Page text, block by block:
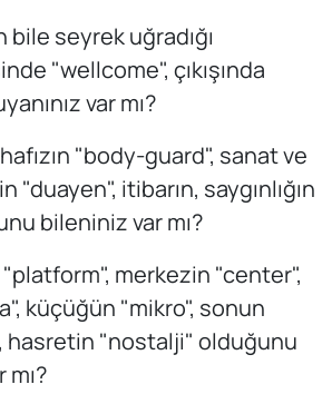
bile seyrek uğradığı
"wellcome", çıkışında
var mı?
"body-guard", sanat ve
"duayen", itibarın, saygınlığın
bileniniz var mı?
"platform", merkezin "center",
küçüğün "mikro", sonun
hasretin "nostalji" olduğunu